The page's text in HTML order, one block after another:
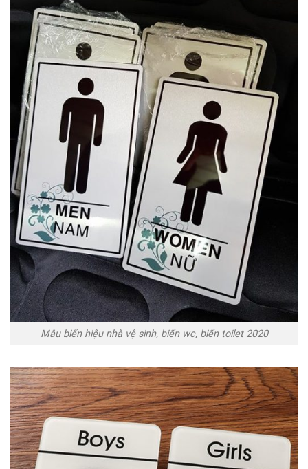
Mẫu biển hiệu nhà vệ sinh, biển wc, biển toilet 2020